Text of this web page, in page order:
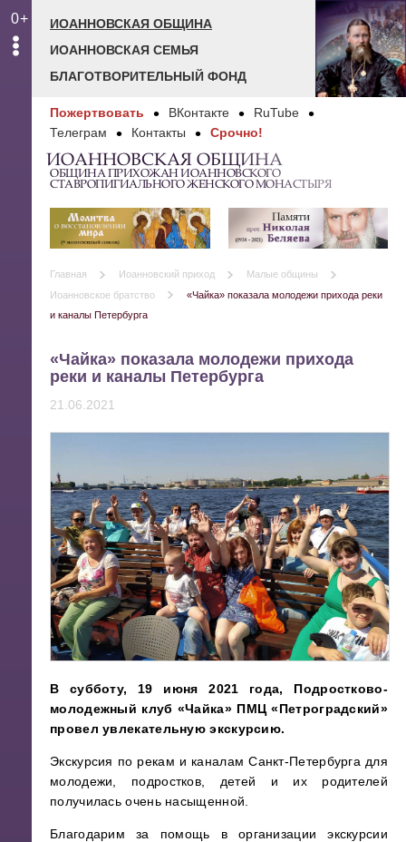
0+
ИОАННОВСКАЯ ОБЩИНА
ИОАННОВСКАЯ СЕМЬЯ
БЛАГОТВОРИТЕЛЬНЫЙ ФОНД
Пожертвовать ВКонтакте
RuTube
Телеграм
Контакты Срочно!
ИОАННОВСКАЯ ОБЩИНА
ОБЩИНА ПРИХОЖАН ИОАННОВСКОГО
СТАВРОПИГИАЛЬНОГО ЖЕНСКОГО МОНАСТЫРЯ
Главная Иоанновский приход
Малые общины
Иоанновское братство
«Чайка» показала молодежи прихода реки
и каналы Петербурга
«Чайка» показала молодежи прихода
реки и каналы Петербурга
21.06.2021
В субботу, 19 июня 2021 года, Подростково-
молодежный клуб «Чайка» ПМЦ «Петроградский»
провел увлекательную экскурсию.
Экскурсия по рекам и каналам Санкт-Петербурга для
молодежи, подростков, детей и их родителей
получилась очень насыщенной.
Благодарим за помощь в организации экскурсии